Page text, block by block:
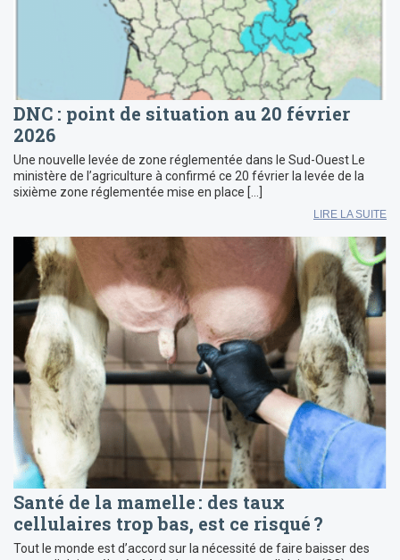
DNC : point de situation au 20 février
2026
Une nouvelle levée de zone réglementée dans le Sud-Ouest Le
ministère de l’agriculture à confirmé ce 20 février la levée de la
sixième zone réglementée mise en place […]
LIRE LA SUITE
Santé de la mamelle : des taux
cellulaires trop bas, est ce risqué ?
Tout le monde est d’accord sur la nécessité de faire baisser des